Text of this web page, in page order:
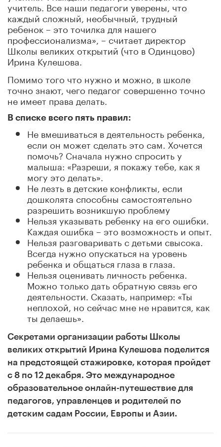
учитель. Все наши педагоги уверены, что
каждый сложный, необычный, трудный
ребенок – это точилка для нашего
профессионализма», – считает директор
Школы великих открытий (что в Одинцово)
Ирина Кулешова.
Помимо того что нужно и можно, в школе
точно знают, чего педагог совершенно точно
не имеет права делать.
В списке всего пять правил:
Не вмешиваться в деятельность ребенка,
если он может сделать это сам. Хочется
помочь? Сначала нужно спросить у
малыша: «Разреши, я покажу тебе, как я
могу это делать».
Не лезть в детские конфликты, если
дошколята способны самостоятельно
разрешить возникшую проблему
Нельзя указывать ребенку на его ошибки.
Каждая ошибка – это возможность и опыт.
Нельзя разговаривать с детьми свысока.
Всегда нужно опускаться на уровень
ребенка и общаться глаза в глаза.
Нельзя оценивать личность ребенка.
Можно только дать обратную связь его
деятельности. Сказать, например: «Ты
неплохой, но сейчас мне не нравится, как
ты делаешь».
Секретами организации работы Школы
великих открытий Ирина Кулешова поделится
на предстоящей стажировке, которая пройдет
с 8 по 12 декабря. Это международное
образовательное онлайн-путешествие для
педагогов, управленцев и родителей по
детским садам России, Европы и Азии.